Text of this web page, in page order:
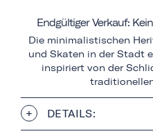
Endgültiger Verkauf:
Die minimalistischen
und Skaten in der Stadt
inspiriert von der
DETAILS: